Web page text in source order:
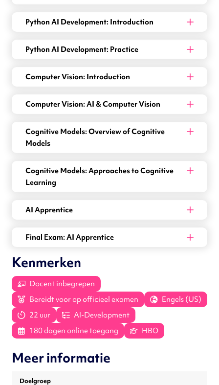
Python AI Development: Introduction
Python AI Development: Practice
Computer Vision: Introduction
Computer Vision: AI & Computer Vision
Cognitive Models: Overview of Cognitive
Models
Cognitive Models: Approaches to Cognitive
Learning
AI Apprentice
Final Exam: AI Apprentice
Kenmerken
Docent inbegrepen
Bereidt voor op officieel examen
Engels (US)
22 uur
AI-Development
180 dagen online toegang
HBO
Meer informatie
Doelgroep